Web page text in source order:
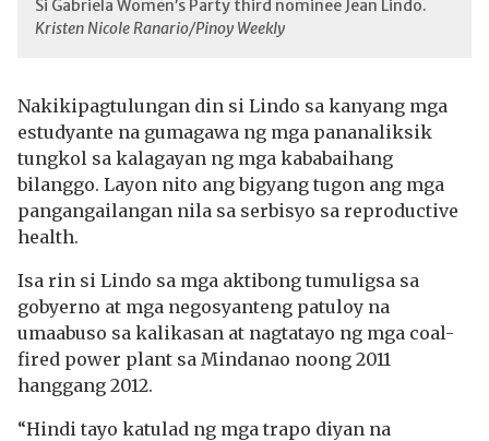
Si Gabriela Women’s Party third nominee Jean Lindo.
Kristen Nicole Ranario/Pinoy Weekly
Nakikipagtulungan din si Lindo sa kanyang mga
estudyante na gumagawa ng mga pananaliksik
tungkol sa kalagayan ng mga kababaihang
bilanggo. Layon nito ang bigyang tugon ang mga
pangangailangan nila sa serbisyo sa reproductive
health.
Isa rin si Lindo sa mga aktibong tumuligsa sa
gobyerno at mga negosyanteng patuloy na
umaabuso sa kalikasan at nagtatayo ng mga coal-
fired power plant sa Mindanao noong 2011
hanggang 2012.
“Hindi tayo katulad ng mga trapo diyan na